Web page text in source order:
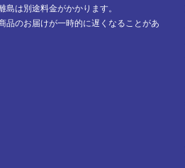
島は別途料金がかかります。
品のお届けが一時的に遅くなることがあ